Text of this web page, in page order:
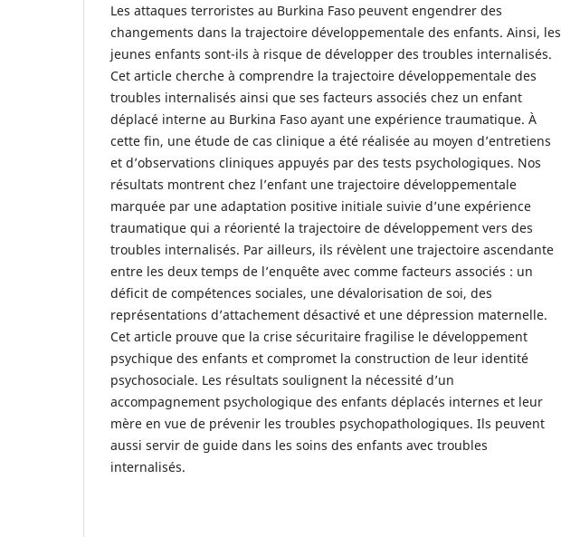
Les attaques terroristes au Burkina Faso peuvent engendrer des
changements dans la trajectoire développementale des enfants. Ainsi, les
jeunes enfants sont-ils à risque de développer des troubles internalisés.
Cet article cherche à comprendre la trajectoire développementale des
troubles internalisés ainsi que ses facteurs associés chez un enfant
déplacé interne au Burkina Faso ayant une expérience traumatique. À
cette fin, une étude de cas clinique a été réalisée au moyen d’entretiens
et d’observations cliniques appuyés par des tests psychologiques. Nos
résultats montrent chez l’enfant une trajectoire développementale
marquée par une adaptation positive initiale suivie d’une expérience
traumatique qui a réorienté la trajectoire de développement vers des
troubles internalisés. Par ailleurs, ils révèlent une trajectoire ascendante
entre les deux temps de l’enquête avec comme facteurs associés : un
déficit de compétences sociales, une dévalorisation de soi, des
représentations d’attachement désactivé et une dépression maternelle.
Cet article prouve que la crise sécuritaire fragilise le développement
psychique des enfants et compromet la construction de leur identité
psychosociale. Les résultats soulignent la nécessité d’un
accompagnement psychologique des enfants déplacés internes et leur
mère en vue de prévenir les troubles psychopathologiques. Ils peuvent
aussi servir de guide dans les soins des enfants avec troubles
internalisés.